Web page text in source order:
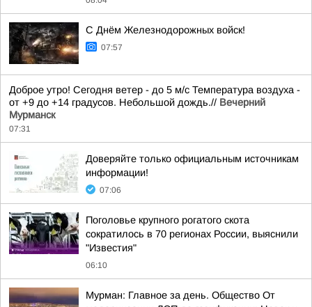
С Днём Железнодорожных войск!
07:57
Доброе утро! Сегодня ветер - до 5 м/с Температура воздуха -
от +9 до +14 градусов. Небольшой дождь.// Вечерний
Мурманск
07:31
Доверяйте только официальным источникам
информации!
07:06
Поголовье крупного рогатого скота
сократилось в 70 регионах России, выяснили
"Известия"
06:10
Мурман: Главное за день. Общество От